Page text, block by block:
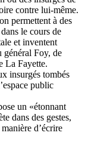
contre lui-même.
permettent à des
le cours de
et inventent
général Foy, de
La Fayette.
insurgés tombés
public
un «étonnant
dans des gestes,
d’écrire